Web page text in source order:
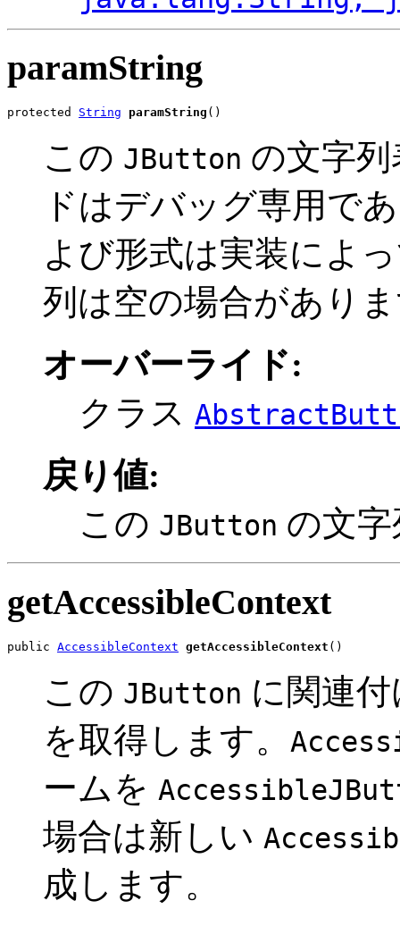
paramString
protected String paramString ()
この JButton の文字
ドはデバッグ専用で
よび形式は実装によ
列は空の場合があり
オーバーライド:
クラス
戻り値:
この JButton の文
getAccessibleContext
public AccessibleContext getAccessibleContext ()
この JButton に関連
を取得します。
ームを
場合は新しい
成します。